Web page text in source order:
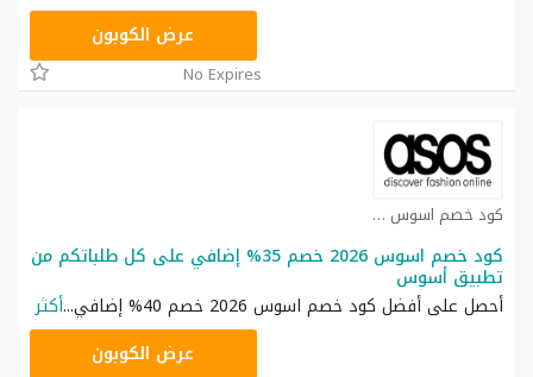
TOP25عرض الكوبون
No Expires
كود خصم اسوس كوبون
كود خصم اسوس 2026 خصم 35% إضافي على كل طلباتكم من
تطبيق أسوس
أحصل على أفضل كود خصم اسوس 2026 خصم 40% إضافي
...أكثر
TOP25عرض الكوبون